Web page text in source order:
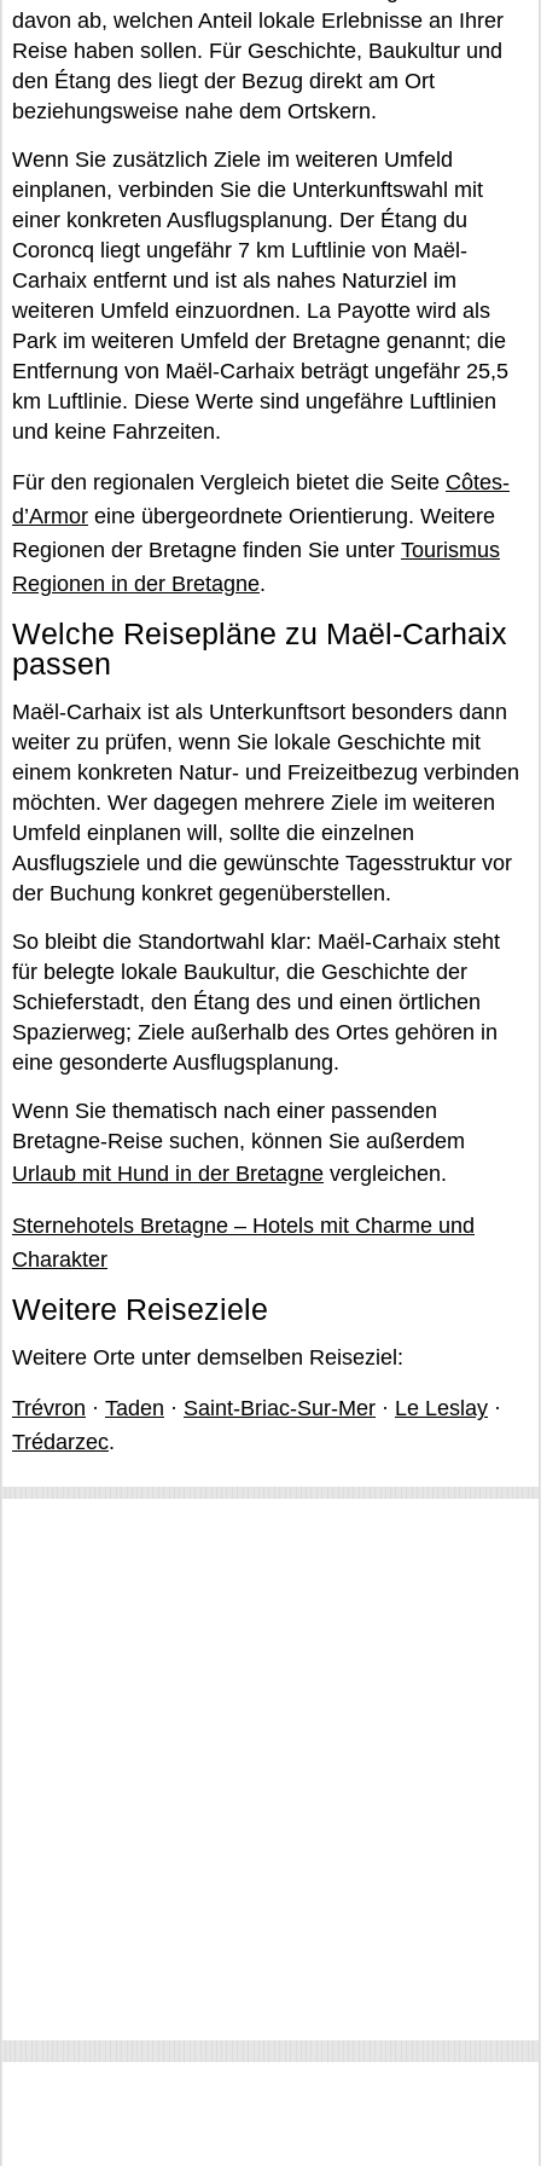
davon ab, welchen Anteil lokale Erlebnisse an Ihrer
Reise haben sollen. Für Geschichte, Baukultur und
den Étang des liegt der Bezug direkt am Ort
beziehungsweise nahe dem Ortskern.
Wenn Sie zusätzlich Ziele im weiteren Umfeld
einplanen, verbinden Sie die Unterkunftswahl mit
einer konkreten Ausflugsplanung. Der Étang du
Coroncq liegt ungefähr 7 km Luftlinie von Maël-
Carhaix entfernt und ist als nahes Naturziel im
weiteren Umfeld einzuordnen. La Payotte wird als
Park im weiteren Umfeld der Bretagne genannt; die
Entfernung von Maël-Carhaix beträgt ungefähr 25,5
km Luftlinie. Diese Werte sind ungefähre Luftlinien
und keine Fahrzeiten.
Für den regionalen Vergleich bietet die Seite Côtes-
d’Armor eine übergeordnete Orientierung. Weitere
Regionen der Bretagne finden Sie unter Tourismus
Regionen in der Bretagne.
Welche Reisepläne zu Maël-Carhaix
passen
Maël-Carhaix ist als Unterkunftsort besonders dann
weiter zu prüfen, wenn Sie lokale Geschichte mit
einem konkreten Natur- und Freizeitbezug verbinden
möchten. Wer dagegen mehrere Ziele im weiteren
Umfeld einplanen will, sollte die einzelnen
Ausflugsziele und die gewünschte Tagesstruktur vor
der Buchung konkret gegenüberstellen.
So bleibt die Standortwahl klar: Maël-Carhaix steht
für belegte lokale Baukultur, die Geschichte der
Schieferstadt, den Étang des und einen örtlichen
Spazierweg; Ziele außerhalb des Ortes gehören in
eine gesonderte Ausflugsplanung.
Wenn Sie thematisch nach einer passenden
Bretagne-Reise suchen, können Sie außerdem
Urlaub mit Hund in der Bretagne vergleichen.
Sternehotels Bretagne – Hotels mit Charme und
Charakter
Weitere Reiseziele
Weitere Orte unter demselben Reiseziel:
Trévron · Taden · Saint-Briac-Sur-Mer · Le Leslay ·
Trédarzec.